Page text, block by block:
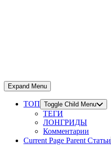
Expand Menu
ТОП Toggle Child Menu
ТЕГИ
ЛОНГРИДЫ
Комментарии
Current Page Parent Статьи